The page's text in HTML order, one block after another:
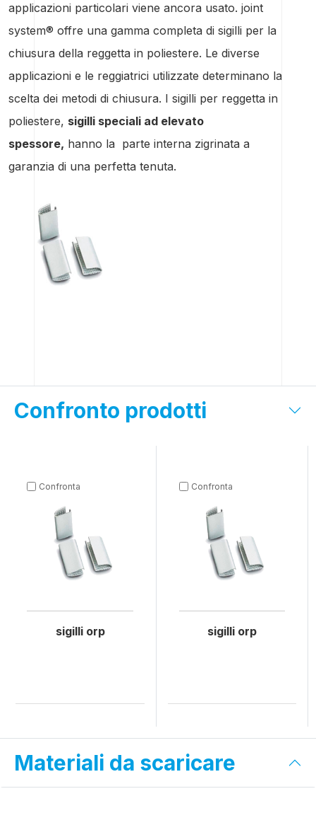
applicazioni particolari viene ancora usato. joint
system® offre una gamma completa di sigilli per la
chiusura della reggetta in poliestere. Le diverse
applicazioni e le reggiatrici utilizzate determinano la
scelta dei metodi di chiusura. I sigilli per reggetta in
poliestere, sigilli speciali ad elevato
spessore, hanno la parte interna zigrinata a
garanzia di una perfetta tenuta.
Confronto prodotti
Confronta
sigilli orp
Confronta
sigilli orp
Materiali da scaricare